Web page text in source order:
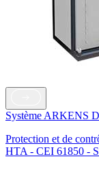
Système ARKENS
Protection et de
HTA - CEI 61850 -